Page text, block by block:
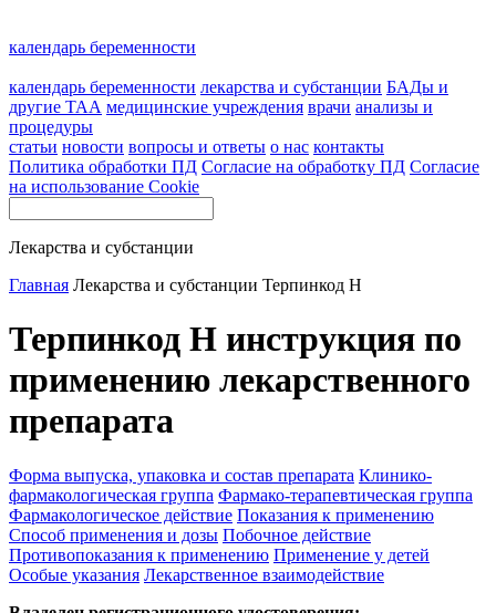
календарь беременности
календарь беременности лекарства и субстанции БАДы и
другие ТАА медицинские учреждения врачи анализы и
процедуры
статьи новости вопросы и ответы о нас контакты
Политика обработки ПД Согласие на обработку ПД Согласие
на использование Cookie
Лекарства и субстанции
Главная Лекарства и субстанции Терпинкод Н
Терпинкод Н инструкция по
применению лекарственного
препарата
Форма выпуска, упаковка и состав препарата Клинико-
фармакологическая группа Фармако-терапевтическая группа
Фармакологическое действие Показания к применению
Способ применения и дозы Побочное действие
Противопоказания к применению Применение у детей
Особые указания Лекарственное взаимодействие